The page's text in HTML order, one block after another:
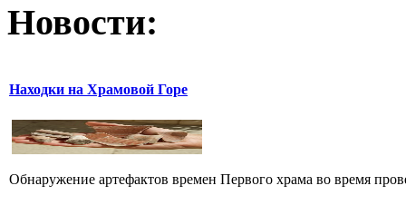
Новости:
Находки на Храмовой Горе
Обнаружение артефактов времен Первого храма во время